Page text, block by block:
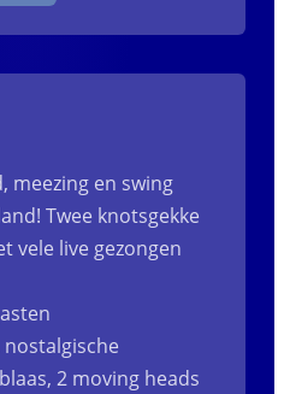
meezing en swing
Twee knotsgekke
vele live gezongen
nostalgische
2 moving heads